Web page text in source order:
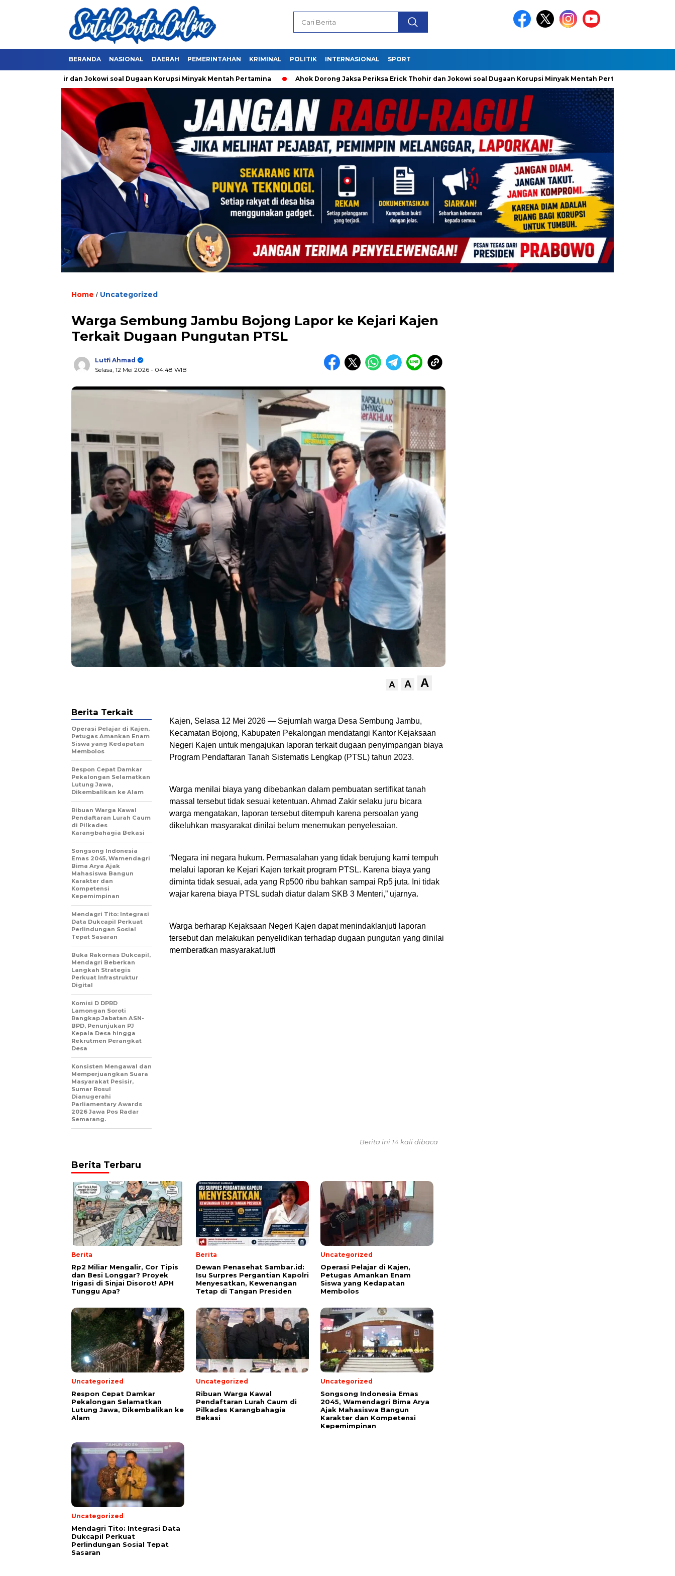
BERANDA NASIONAL DAERAH PEMERINTAHAN KRIMINAL POLITIK INTERNASIONAL SPORT
Thohir dan Jokowi soal Dugaan Korupsi Minyak Mentah Pertamina Ahok Dorong Jaksa Periksa Erick Thohir dan Jokowi soal Dugaan Korupsi Minyak Mentah Pertamina
Home / Uncategorized
Warga Sembung Jambu Bojong Lapor ke Kejari Kajen
Terkait Dugaan Pungutan PTSL
Lutfi Ahmad
Selasa, 12 Mei 2026 - 04:48 WIB
A A A
Kajen, Selasa 12 Mei 2026 — Sejumlah warga Desa Sembung Jambu,
Kecamatan Bojong, Kabupaten Pekalongan mendatangi Kantor Kejaksaan
Negeri Kajen untuk mengajukan laporan terkait dugaan penyimpangan biaya
Program Pendaftaran Tanah Sistematis Lengkap (PTSL) tahun 2023.
Warga menilai biaya yang dibebankan dalam pembuatan sertifikat tanah
massal tersebut tidak sesuai ketentuan. Ahmad Zakir selaku juru bicara
warga mengatakan, laporan tersebut ditempuh karena persoalan yang
dikeluhkan masyarakat dinilai belum menemukan penyelesaian.
“Negara ini negara hukum. Permasalahan yang tidak berujung kami tempuh
melalui laporan ke Kejari Kajen terkait program PTSL. Karena biaya yang
diminta tidak sesuai, ada yang Rp500 ribu bahkan sampai Rp5 juta. Ini tidak
wajar karena biaya PTSL sudah diatur dalam SKB 3 Menteri,” ujarnya.
Warga berharap Kejaksaan Negeri Kajen dapat menindaklanjuti laporan
tersebut dan melakukan penyelidikan terhadap dugaan pungutan yang dinilai
memberatkan masyarakat.lutfi
Berita Terkait
Operasi Pelajar di Kajen,
Petugas Amankan Enam
Siswa yang Kedapatan
Membolos
Respon Cepat Damkar
Pekalongan Selamatkan
Lutung Jawa,
Dikembalikan ke Alam
Ribuan Warga Kawal
Pendaftaran Lurah Caum
di Pilkades
Karangbahagia Bekasi
Songsong Indonesia
Emas 2045, Wamendagri
Bima Arya Ajak
Mahasiswa Bangun
Karakter dan
Kompetensi
Kepemimpinan
Mendagri Tito: Integrasi
Data Dukcapil Perkuat
Perlindungan Sosial
Tepat Sasaran
Buka Rakornas Dukcapil,
Mendagri Beberkan
Langkah Strategis
Perkuat Infrastruktur
Digital
Komisi D DPRD
Lamongan Soroti
Rangkap Jabatan ASN-
BPD, Penunjukan PJ
Kepala Desa hingga
Rekrutmen Perangkat
Desa
Konsisten Mengawal dan
Memperjuangkan Suara
Masyarakat Pesisir,
Sumar Rosul
Dianugerahi
Parliamentary Awards
2026 Jawa Pos Radar
Semarang.
Berita ini 14 kali dibaca
Berita Terbaru
Berita
Rp2 Miliar Mengalir, Cor Tipis
dan Besi Longgar? Proyek
Irigasi di Sinjai Disorot! APH
Tunggu Apa?
Berita
Dewan Penasehat Sambar.id:
Isu Surpres Pergantian Kapolri
Menyesatkan, Kewenangan
Tetap di Tangan Presiden
Uncategorized
Operasi Pelajar di Kajen,
Petugas Amankan Enam
Siswa yang Kedapatan
Membolos
Uncategorized
Respon Cepat Damkar
Pekalongan Selamatkan
Lutung Jawa, Dikembalikan ke
Alam
Uncategorized
Ribuan Warga Kawal
Pendaftaran Lurah Caum di
Pilkades Karangbahagia
Bekasi
Uncategorized
Songsong Indonesia Emas
2045, Wamendagri Bima Arya
Ajak Mahasiswa Bangun
Karakter dan Kompetensi
Kepemimpinan
Uncategorized
Mendagri Tito: Integrasi Data
Dukcapil Perkuat
Perlindungan Sosial Tepat
Sasaran